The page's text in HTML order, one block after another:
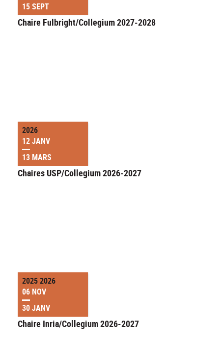
15 SEPT
Chaire Fulbright/Collegium 2027-2028
2026
12 JANV
13 MARS
Chaires USP/Collegium 2026-2027
2025 2026
06 NOV
30 JANV
Chaire Inria/Collegium 2026-2027